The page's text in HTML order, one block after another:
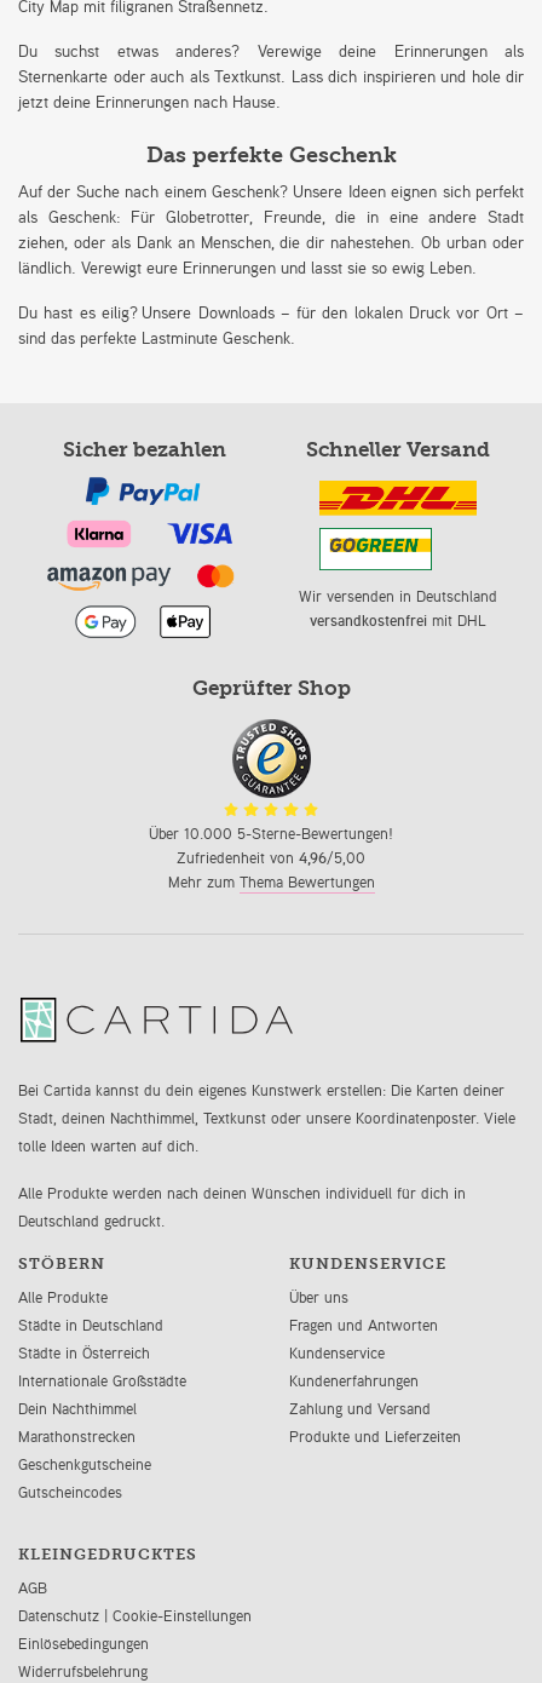
City Map mit filigranen Straßennetz.
Du suchst etwas anderes? Verewige deine Erinnerungen als
Sternenkarte oder auch als Textkunst. Lass dich inspirieren und hole dir
jetzt deine Erinnerungen nach Hause.
Das perfekte Geschenk
Auf der Suche nach einem Geschenk? Unsere Ideen eignen sich perfekt
als Geschenk: Für Globetrotter, Freunde, die in eine andere Stadt
ziehen, oder als Dank an Menschen, die dir nahestehen. Ob urban oder
ländlich. Verewigt eure Erinnerungen und lasst sie so ewig Leben.
Du hast es eilig? Unsere Downloads – für den lokalen Druck vor Ort –
sind das perfekte Lastminute Geschenk.
Sicher bezahlen Schneller Versand
Wir versenden in Deutschland
versandkostenfreimit DHL
Geprüfter Shop
Über 10.000 5-Sterne-Bewertungen!
Zufriedenheit von 4,96/5,00
Mehr zum Thema Bewertungen
Bei Cartida kannst du dein eigenes Kunstwerk erstellen: Die Karten deiner
Stadt, deinen Nachthimmel, Textkunst oder unsere Koordinatenposter. Viele
tolle Ideen warten auf dich.
Alle Produkte werden nach deinen Wünschen individuell für dich in
Deutschland gedruckt.
STÖBERN
Alle Produkte
Städte in Deutschland
Städte in Österreich
Internationale Großstädte
Dein Nachthimmel
Marathonstrecken
Geschenkgutscheine
Gutscheincodes
KUNDENSERVICE
Über uns
Fragen und Antworten
Kundenservice
Kundenerfahrungen
Zahlung und Versand
Produkte und Lieferzeiten
KLEINGEDRUCKTES
AGB
Datenschutz | Cookie-Einstellungen
Einlösebedingungen
Widerrufsbelehrung